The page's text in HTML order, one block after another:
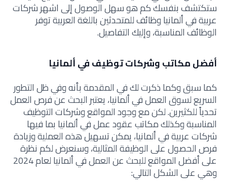
ستكتشف بنفسك كم هو سهل الوصول إلى اشهر شركات
عربية في ألمانيا وظائف للمتحدثين باللغة العربية توفر
الوظائف المناسبة، وإليك التفاصيل.
أفضل مكاتب وشركات توظيف في ألمانيا
كما سبق وكما ذكرت لك في المقدمة بأنه وفي ظل التطور
السريع لسوق العمل في ألمانيا، يعتبر البحث عن فرص العمل
تحدياً للكثيرين. لكن مع وجود المواقع وشركات التوظيف
المناسبة وكذلك مكاتب عقود عمل في ألمانيا بما فيها
شركات عربية في ألمانيا، يمكن تسهيل هذه العملية وزيادة
فرص الحصول على الوظيفة المثالية، وسنعرض لكم نظرة
على أفضل المواقع للبحث عن العمل في ألمانيا لعام 2024
وهي على الشكل التالي: